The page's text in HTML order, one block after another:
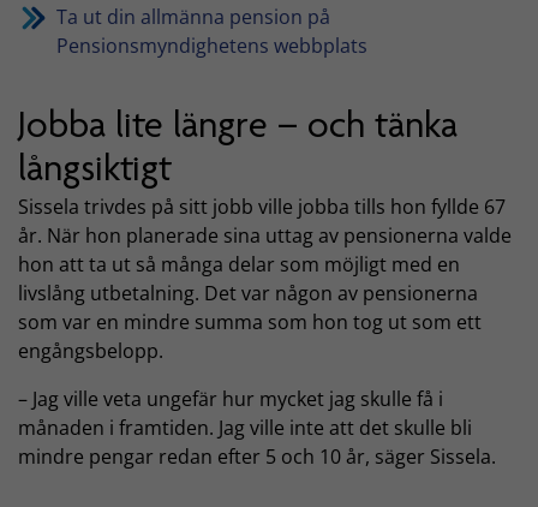
Ta ut din allmänna pension på
Pensionsmyndighetens webbplats
Jobba lite längre – och tänka
långsiktigt
Sissela trivdes på sitt jobb ville jobba tills hon fyllde 67
år. När hon planerade sina uttag av pensionerna valde
hon att ta ut så många delar som möjligt med en
livslång utbetalning. Det var någon av pensionerna
som var en mindre summa som hon tog ut som ett
engångsbelopp.
– Jag ville veta ungefär hur mycket jag skulle få i
månaden i framtiden. Jag ville inte att det skulle bli
mindre pengar redan efter 5 och 10 år, säger Sissela.